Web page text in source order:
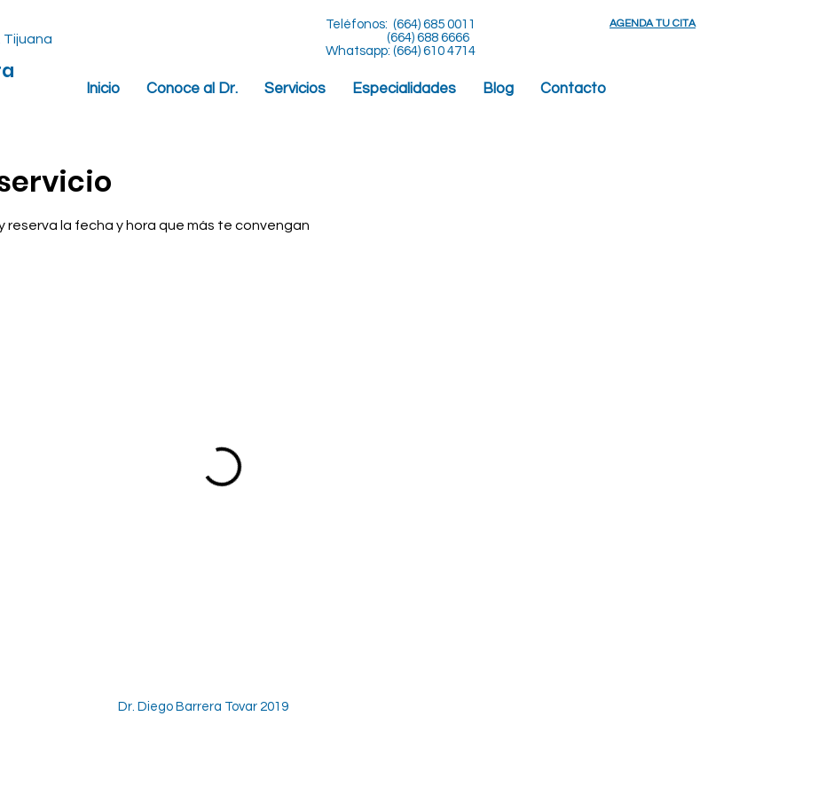
AGENDA TU CITA
Inicio Conoce al Dr. Servicios Especialidades Blog Contacto
Tijuana
Teléfonos: (664) 685 0011
(664) 688 6666
Whatsapp: (664) 610 4714
reserva la fecha y hora que más te convengan
Dr. Diego Barrera Tovar 2019